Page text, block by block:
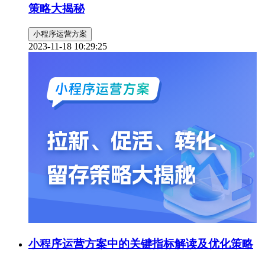
策略大揭秘
小程序运营方案
2023-11-18 10:29:25
小程序运营方案中的关键指标解读及优化策略